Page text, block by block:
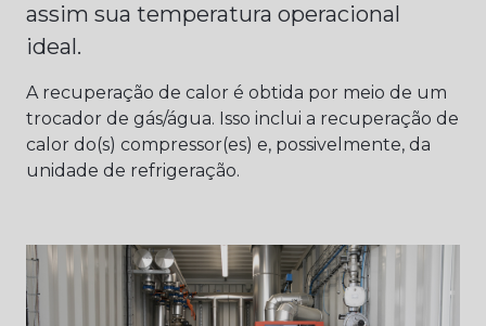
assim sua temperatura operacional
ideal.
A recuperação de calor é obtida por meio de um
trocador de gás/água. Isso inclui a recuperação de
calor do(s) compressor(es) e, possivelmente, da
unidade de refrigeração.